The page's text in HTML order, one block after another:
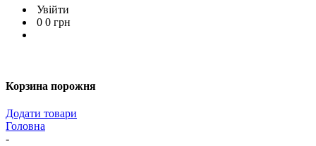
Увійти
0 0 грн
Корзина порожня
Додати товари
Головна
-